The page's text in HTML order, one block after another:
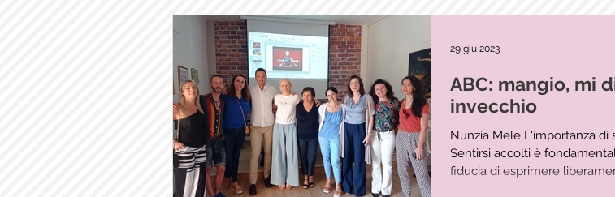
ABC: mangio, mi
invecchio
Nunzia Mele L'importanza di
Sentirsi accolti è
fiducia di esprimere
29 giu 2023